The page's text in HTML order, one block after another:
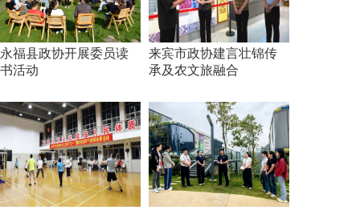
永福县政协开展委员读
书活动
来宾市政协建言壮锦传
承及农文旅融合